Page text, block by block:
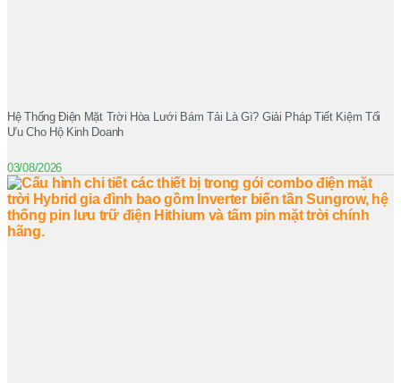
Hệ Thống Điện Mặt Trời Hòa Lưới Bám Tải Là Gì? Giải Pháp Tiết Kiệm Tối
Ưu Cho Hộ Kinh Doanh
03/08/2026